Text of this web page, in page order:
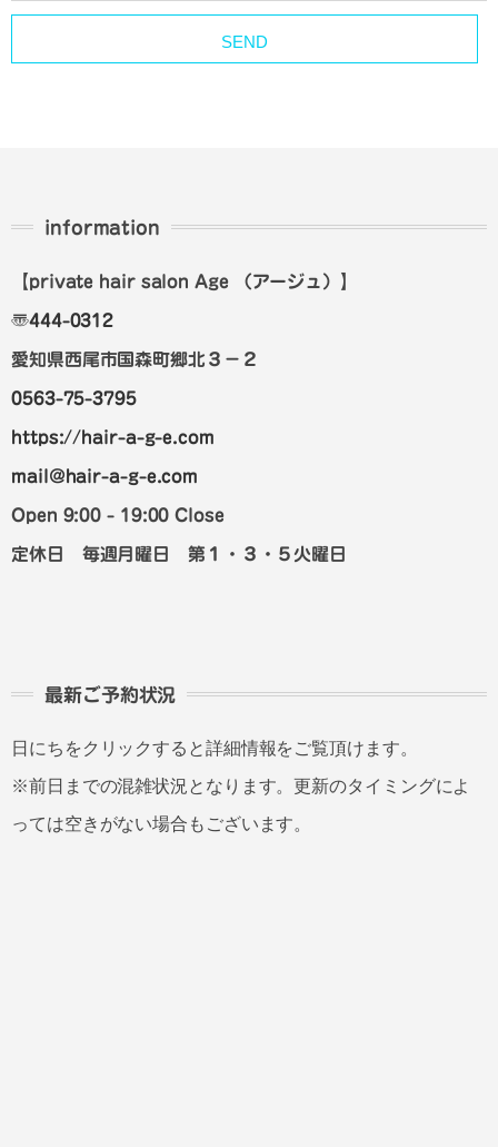
information
【private hair salon Age （アージュ） 】
〠444-0312
愛知県西尾市国森町郷北３－２
0563-75-3795
https://hair-a-g-e.com
mail@hair-a-g-e.com
Open 9:00 - 19:00 Close
定休日 毎週月曜日 第１・３・５火曜日
最新ご予約状況
日にちをクリックすると詳細情報をご覧頂けます。
※前日までの混雑状況となります。更新のタイミングによ
っては空きがない場合もございます。